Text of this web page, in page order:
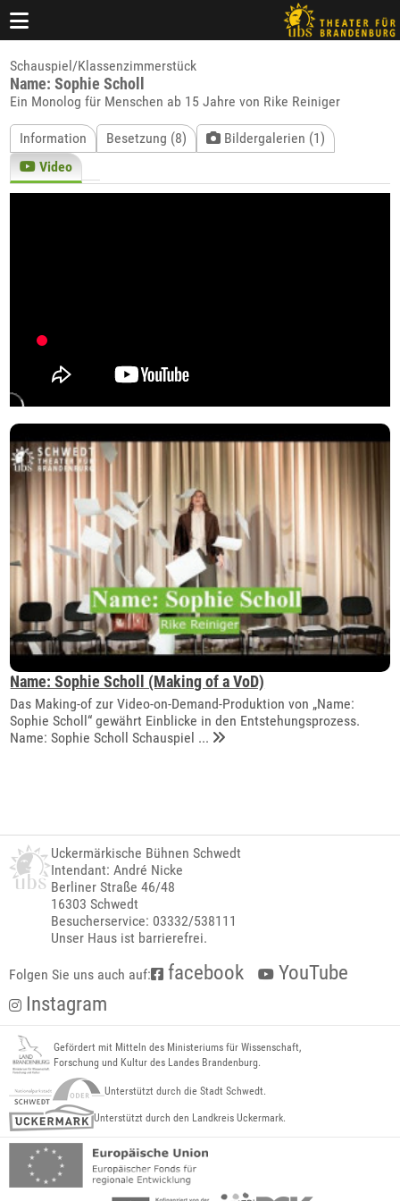
Schauspiel/Klassenzimmerstück
Name: Sophie Scholl
Ein Monolog für Menschen ab 15 Jahre von Rike Reiniger
Information Besetzung (8)
Bildergalerien (1)
Video
Name: Sophie Scholl (Making of a VoD)
Das Making-of zur Video-on-Demand-Produktion von „Name:
Sophie Scholl“ gewährt Einblicke in den Entstehungsprozess.
Name: Sophie Scholl Schauspiel ...
Uckermärkische Bühnen Schwedt
Intendant: André Nicke
Berliner Straße 46/48
16303 Schwedt
Besucherservice: 03332/538111
Unser Haus ist barrierefrei.
Folgen Sie uns auch auf: facebook
YouTube
Instagram
Gefördert mit Mitteln des Ministeriums für Wissenschaft,
Forschung und Kultur des Landes Brandenburg.
Unterstützt durch die Stadt Schwedt.
Unterstützt durch den Landkreis Uckermark.